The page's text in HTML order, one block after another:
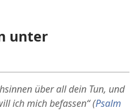
unter
über all dein Tun, und
ich mich befassen“ (Psalm